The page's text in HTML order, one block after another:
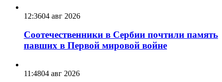
12:3604 авг 2026
Соотечественники в Сербии почтили память
павших в Первой мировой войне
11:4804 авг 2026